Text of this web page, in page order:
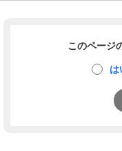
このページ
は